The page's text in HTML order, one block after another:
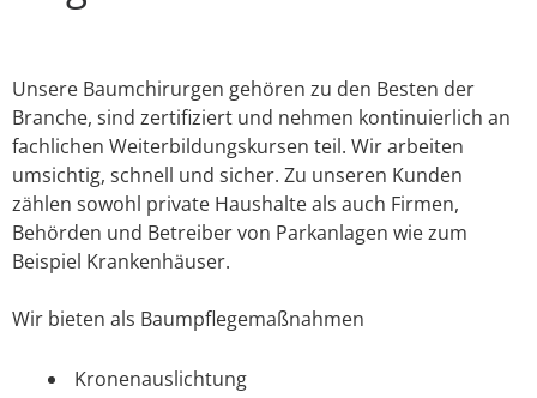
Unsere Baumchirurgen gehören zu den Besten der
Branche, sind zertifiziert und nehmen kontinuierlich an
fachlichen Weiterbildungskursen teil. Wir arbeiten
umsichtig, schnell und sicher. Zu unseren Kunden
zählen sowohl private Haushalte als auch Firmen,
Behörden und Betreiber von Parkanlagen wie zum
Beispiel Krankenhäuser.
Wir bieten als Baumpflegemaßnahmen
Kronenauslichtung